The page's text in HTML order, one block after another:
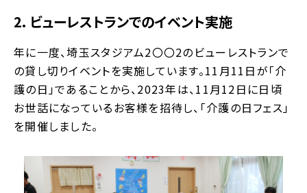
2. ビューレストランでのイベント実施
年に一度、埼玉スタジアム2〇〇2のビューレストランで
の貸し切りイベントを実施しています。11月11日が「介
護の日」であることから、2023年は、11月12日に日頃
お世話になっているお客様を招待し、「介護の日フェス」
を開催しました。